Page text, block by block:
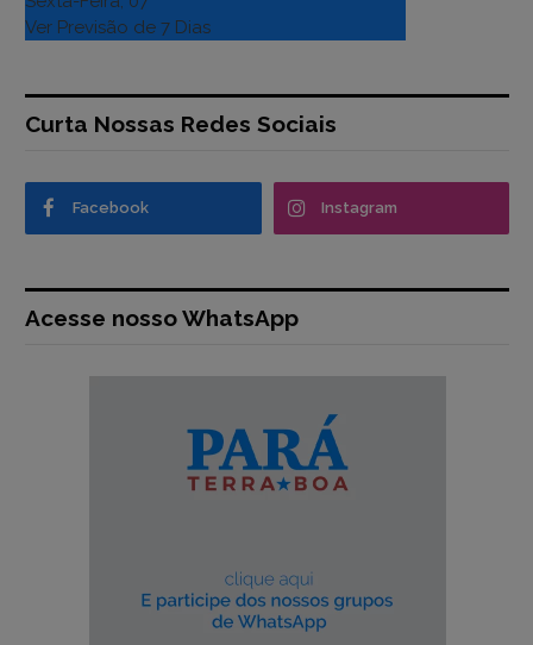
Ver Previsão de 7 Dias
Curta Nossas Redes Sociais
Facebook Instagram
Acesse nosso WhatsApp